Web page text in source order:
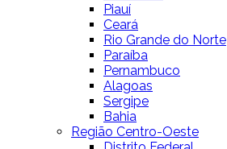
Piauí
Ceará
Rio Grande do Norte
Paraíba
Pernambuco
Alagoas
Sergipe
Bahia
Região Centro-Oeste